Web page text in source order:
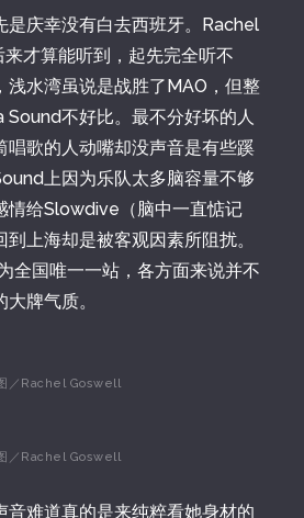
是庆幸没有白去西班牙。Rachel
才算能听到，起先完全听不
浅水湾虽说是战胜了MAO，但整
不好比。最不分好坏的人
唱歌的人动嘴却没声音是有些蹊
上因为乐队太多脑容量不够
情给Slowdive（脑中一直惦记
上海却是被客观因素所阻扰。
全国唯一一站，各方面来说并不
牌气质。
／Rachel Goswell
／Rachel Goswell
音难道真的是来纯粹看她身材的